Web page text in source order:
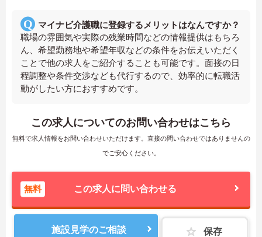
マイナビ介護職に登録するメリットはなんですか？
職場の雰囲気や実際の残業時間などの情報提供はもちろ
ん、希望勤務地や希望年収などの条件をお伝えいただく
ことで他の求人をご紹介することも可能です。面接の日
程調整や条件交渉なども代行するので、効率的に転職活
動がしたい方におすすめです。
この求人についてのお問い合わせはこちら
無料で求人情報をお問い合わせいただけます。直接の問い合わせではありませんの
でご安心ください。
無料 この求人に問い合わせる
施設見学のご相談 保存